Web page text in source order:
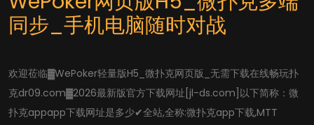
同步_手机电脑随时对战
欢迎莅临▓WePoker轻量版H5_微扑克网页版_无需下载在线畅玩扑
克dr09.com▓2026最新版官方下载网址[jl-ds.com]以下简称：微
扑克appapp下载网址是多少✔全站,全称:微扑克app下载,MTT